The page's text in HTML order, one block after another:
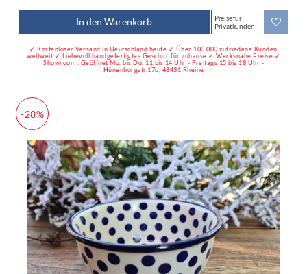
In den Warenkorb
Preise für
Privatkunden
✓ Kostenloser Versand in Deutschland heute ✓ Über 100.000 zufriedene Kunden
weltweit ✓ Liebevoll handgefertigtes Geschirr für zuhause ✓ Werksnahe Preise ✓
Showroom : Geöffnet Mo. bis Do. 11 bis 14 Uhr - Freitags 15 bis 18 Uhr -
Hünenborgstr.17b, 48431 Rheine
-28%